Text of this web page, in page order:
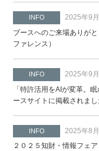
INFO
2025年9
ブースへのご来場ありが
ファレンス）
INFO
2025年9
「特許活用をAIが変革。
ースサイトに掲載されまし
INFO
2025年8
２０２５知財・情報フェ